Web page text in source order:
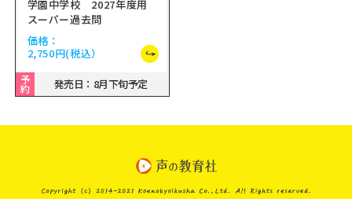
学園中学校 2027年度用
スーパー過去問
価格：
2,750円(税込）
予
約 発売日：8月下旬予定